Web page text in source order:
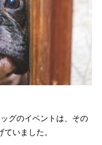
グのイベントは、その
いました。